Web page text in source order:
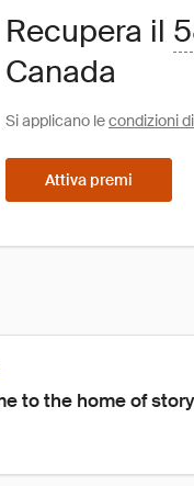
Recupera il
Canada
Si applicano lecondizioni
Attiva premi
to the home of